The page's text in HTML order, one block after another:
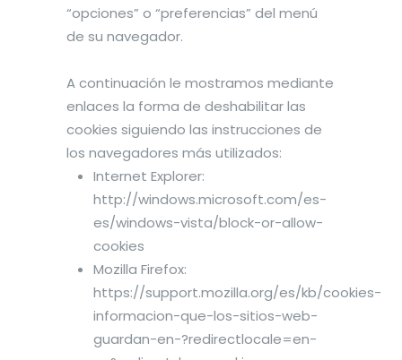
“opciones” o “preferencias” del menú
de su navegador.
A continuación le mostramos mediante
enlaces la forma de deshabilitar las
cookies siguiendo las instrucciones de
los navegadores más utilizados:
Internet Explorer:
http://windows.microsoft.com/es-
es/windows-vista/block-or-allow-
cookies
Mozilla Firefox:
https://support.mozilla.org/es/kb/cookies-
informacion-que-los-sitios-web-
guardan-en-?redirectlocale=en-